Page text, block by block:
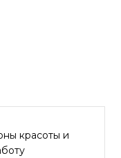
красоты и